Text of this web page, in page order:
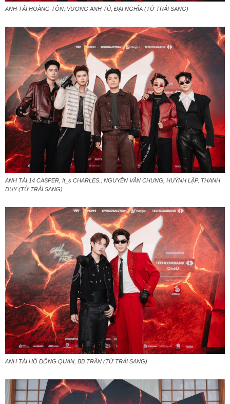
ANH TÀI HOÀNG TÔN, VƯƠNG ANH TÚ, ĐẠI NGHĨA (TỪ TRÁI SANG)
ANH TÀI 14 CASPER, It_s CHARLES., NGUYỄN VĂN CHUNG, HUỲNH LẬP, THANH
DUY (TỪ TRÁI SANG)
ANH TÀI HỒ ĐÔNG QUAN, BB TRẦN (TỪ TRÁI SANG)